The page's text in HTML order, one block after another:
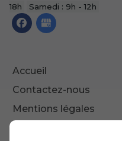
18h
Samedi : 9h - 12h
Accueil
Contactez-nous
Mentions légales